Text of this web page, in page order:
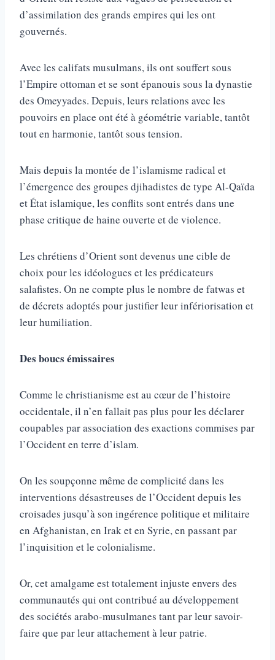
d’assimilation des grands empires qui les ont
gouvernés.
Avec les califats musulmans, ils ont souffert sous
l’Empire ottoman et se sont épanouis sous la dynastie
des Omeyyades. Depuis, leurs relations avec les
pouvoirs en place ont été à géométrie variable, tantôt
tout en harmonie, tantôt sous tension.
Mais depuis la montée de l’islamisme radical et
l’émergence des groupes djihadistes de type Al-Qaïda
et État islamique, les conflits sont entrés dans une
phase critique de haine ouverte et de violence.
Les chrétiens d’Orient sont devenus une cible de
choix pour les idéologues et les prédicateurs
salafistes. On ne compte plus le nombre de fatwas et
de décrets adoptés pour justifier leur infériorisation et
leur humiliation.
Des boucs émissaires
Comme le christianisme est au cœur de l’histoire
occidentale, il n’en fallait pas plus pour les déclarer
coupables par association des exactions commises par
l’Occident en terre d’islam.
On les soupçonne même de complicité dans les
interventions désastreuses de l’Occident depuis les
croisades jusqu’à son ingérence politique et militaire
en Afghanistan, en Irak et en Syrie, en passant par
l’inquisition et le colonialisme.
Or, cet amalgame est totalement injuste envers des
communautés qui ont contribué au développement
des sociétés arabo-musulmanes tant par leur savoir-
faire que par leur attachement à leur patrie.